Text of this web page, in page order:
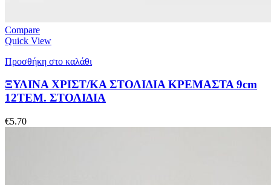
Compare
Quick View
Προσθήκη στο καλάθι
ΞΥΛΙΝΑ ΧΡΙΣΤ/ΚΑ ΣΤΟΛΙΔΙΑ ΚΡΕΜΑΣΤΑ 9cm
12ΤΕΜ. ΣΤΟΛΙΔΙΑ
€5.70